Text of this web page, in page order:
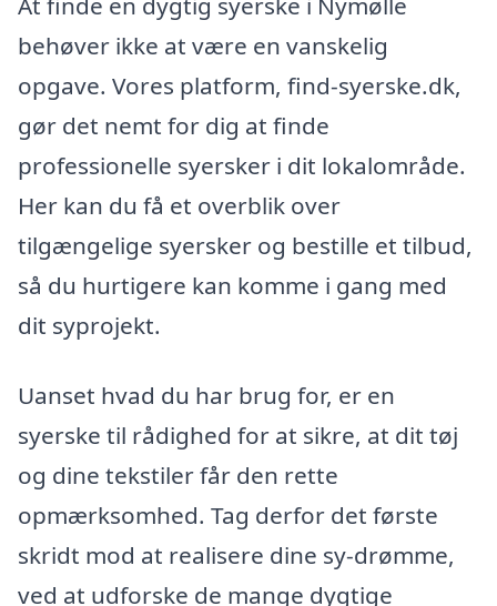
behøver ikke at være en vanskelig
opgave. Vores platform, find-syerske.dk,
gør det nemt for dig at finde
professionelle syersker i dit lokalområde.
Her kan du få et overblik over
tilgængelige syersker og bestille et tilbud,
så du hurtigere kan komme i gang med
dit syprojekt.
Uanset hvad du har brug for, er en
syerske til rådighed for at sikre, at dit tøj
og dine tekstiler får den rette
opmærksomhed. Tag derfor det første
skridt mod at realisere dine sy-drømme,
ved at udforske de mange dygtige